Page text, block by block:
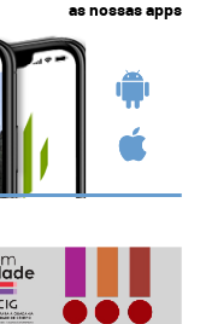
as nossas apps